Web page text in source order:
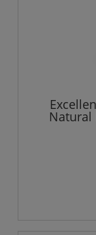
Natural